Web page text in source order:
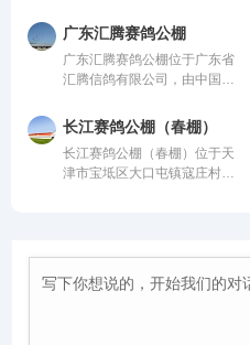
从配件设施到饲养团队，均达
到业内领先水平，为广大鸽友
创造一个心神向往的赛鸽净
地。
赛环境，是专为广大鸽友打造
的专业赛鸽竞技平台。公棚总
占地面积70余亩，主棚长218
米、宽28米，可容纳赛鸽2.5
喂食区和赛飞活动区等。
广东汇腾赛鸽公棚
广东汇腾赛鸽公棚位于广东省
汇腾信鸽有限公司，由中国信
国内先进、科学合理的设计方
案进行建设，采用一体化钢架
结构，公棚长200米，宽28
米，高15米，可容纳20000多
赛鸽净地。
长江赛鸽公棚（春棚）
长江赛鸽公棚（春棚）位于天
津市宝坻区大口屯镇寇庄村西
米，可容纳20000多羽赛鸽。